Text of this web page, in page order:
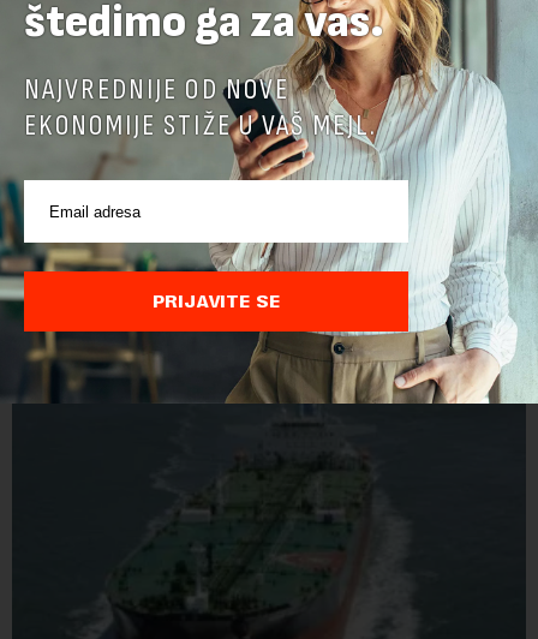
Belgija najveći izvoznik piva u EU
Belgija je prošle godine izvezla u zemlje u i van EU 1,5 milijardi
litara piva sa alkoholom i bila je najveći izvoznik u bloku,
saopštio je Eurostat povodom Međunarodnog dana piva koji
se obeležava danas. ...
štedimo ga za vas.
NAJVREDNIJE OD NOVE
EKONOMIJE STIŽE U VAŠ MEJL.
PRIJAVITE SE